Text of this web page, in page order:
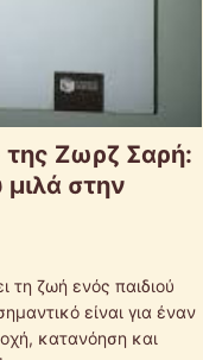
της Ζωρζ Σαρή:
μιλά στην
τη ζωή ενός παιδιού
είναι για έναν
κατανόηση και